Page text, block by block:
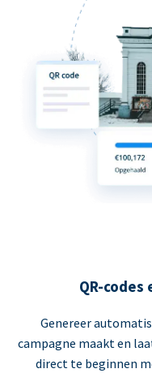
QR-
Genereer
campagne maakt en
direct te beginnen